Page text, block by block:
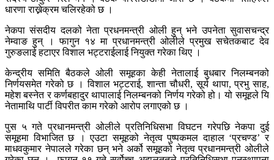
धारणा राख्नेक्रम चलिरहेको छ ।
नेकपा संसदीय दलको नेता प्रधनमन्त्री ओली हुन् भने उपनेता सुवासचन्द्र
नेम्वाङ हुन् । फागुन १४ मा प्रधानमन्त्री ओलीले प्रमुख सचेतकबाट देव
गुरुङलाई हटाएर विशाल भट्टराईलाई नियुक्त गरेका थिए ।
केन्द्रीय समिति बैठकले ओली समूहका केही नेतालाई बुधबार निलम्बनको
निर्णयसमेत गरेको छ । विशाल भट्टराई, शान्ता चौधरी, सूर्य थापा, प्रभु साह,
महेश बस्नेत र कर्णबहादुर थापालाई निलम्बनको निर्णय गरेको हो। यो समूहले यि
नेतामाथि पार्टी विपरीत काम गरेको आरोप लगाएको छ ।
पुस ५ गते प्रधानमन्त्री अ‍ोलीले प्रतिनिधिसभा विघटन गरेपछि नेकपा दुई
समूहमा विभाजित छ । एउटा समूहको नेतृत्व पुष्पकमल दाहाल ‘प्रचण्ड’ र
माधवकुमार नेपालले गरेका छन् भने अर्को समूहको नेतृत्व प्रधानमन्त्री ओलीले